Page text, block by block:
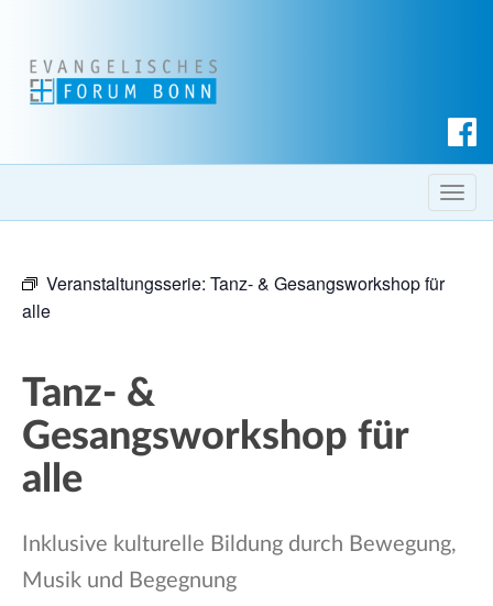
c
h T
o
i
Veranstaltungsserie: Tanz- & Gesangsworkshop für
alle
Tanz- &
Gesangsworkshop für
alle
Inklusive kulturelle Bildung durch Bewegung,
Musik und Begegnung